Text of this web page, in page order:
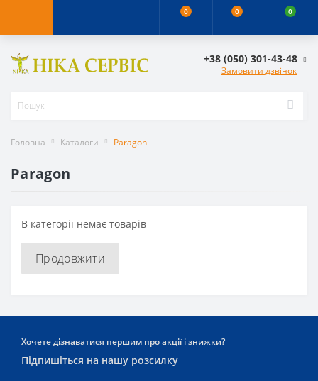
0 0 0
+38 (050) 301-43-48
Замовити дзвінок
Головна Каталоги Paragon
Paragon
В категорії немає товарів
Продовжити
Хочете дізнаватися першим про акції і знижки?
Підпишіться на нашу розсилку